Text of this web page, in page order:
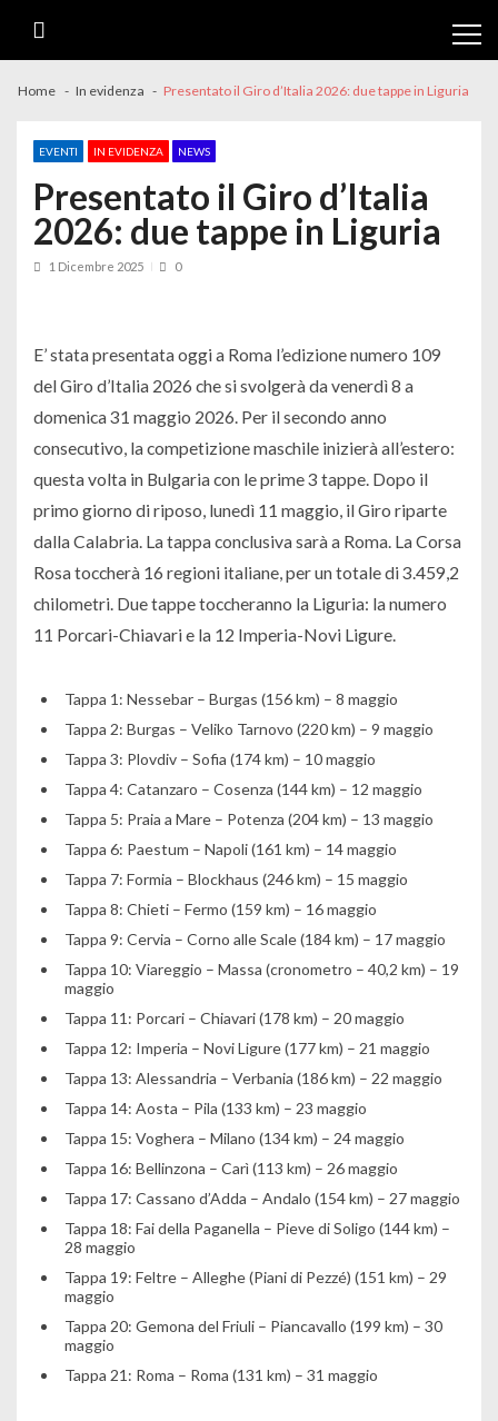
Home In evidenza Presentato il Giro d’Italia 2026: due tappe in Liguria
EVENTI IN EVIDENZA NEWS
Presentato il Giro d’Italia
2026: due tappe in Liguria
1 Dicembre 2025 0
E’ stata presentata oggi a Roma l’edizione numero 109
del Giro d’Italia 2026 che si svolgerà da venerdì 8 a
domenica 31 maggio 2026. Per il secondo anno
consecutivo, la competizione maschile inizierà all’estero:
questa volta in Bulgaria con le prime 3 tappe. Dopo il
primo giorno di riposo, lunedì 11 maggio, il Giro riparte
dalla Calabria. La tappa conclusiva sarà a Roma. La Corsa
Rosa toccherà 16 regioni italiane, per un totale di 3.459,2
chilometri. Due tappe toccheranno la Liguria: la numero
11 Porcari-Chiavari e la 12 Imperia-Novi Ligure.
Tappa 1: Nessebar – Burgas (156 km) – 8 maggio
Tappa 2: Burgas – Veliko Tarnovo (220 km) – 9 maggio
Tappa 3: Plovdiv – Sofia (174 km) – 10 maggio
Tappa 4: Catanzaro – Cosenza (144 km) – 12 maggio
Tappa 5: Praia a Mare – Potenza (204 km) – 13 maggio
Tappa 6: Paestum – Napoli (161 km) – 14 maggio
Tappa 7: Formia – Blockhaus (246 km) – 15 maggio
Tappa 8: Chieti – Fermo (159 km) – 16 maggio
Tappa 9: Cervia – Corno alle Scale (184 km) – 17 maggio
Tappa 10: Viareggio – Massa (cronometro – 40,2 km) – 19
maggio
Tappa 11: Porcari – Chiavari (178 km) – 20 maggio
Tappa 12: Imperia – Novi Ligure (177 km) – 21 maggio
Tappa 13: Alessandria – Verbania (186 km) – 22 maggio
Tappa 14: Aosta – Pila (133 km) – 23 maggio
Tappa 15: Voghera – Milano (134 km) – 24 maggio
Tappa 16: Bellinzona – Carì (113 km) – 26 maggio
Tappa 17: Cassano d’Adda – Andalo (154 km) – 27 maggio
Tappa 18: Fai della Paganella – Pieve di Soligo (144 km) –
28 maggio
Tappa 19: Feltre – Alleghe (Piani di Pezzé) (151 km) – 29
maggio
Tappa 20: Gemona del Friuli – Piancavallo (199 km) – 30
maggio
Tappa 21: Roma – Roma (131 km) – 31 maggio